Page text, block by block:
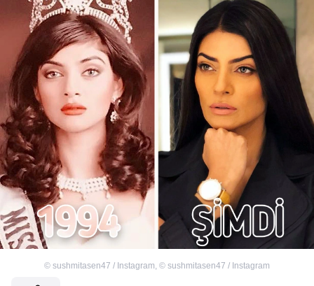
© sushmitasen47 / Instagram © sushmitasen47 / Instagram